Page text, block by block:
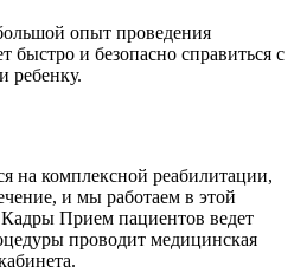
опыт проведения
быстро и безопасно справиться с
ребенку.
на комплексной реабилитации,
и мы работаем в этой
Прием пациентов ведет
проводит медицинская